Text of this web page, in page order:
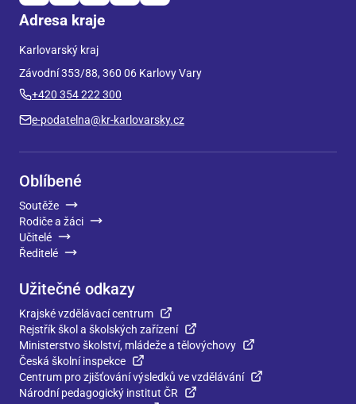
Adresa kraje
Karlovarský kraj
Závodní 353/88, 360 06 Karlovy Vary
+420 354 222 300
e-podatelna@kr-karlovarsky.cz
Oblíbené
Soutěže
Rodiče a žáci
Učitelé
Ředitelé
Užitečné odkazy
Krajské vzdělávací centrum
Rejstřík škol a školských zařízení
Ministerstvo školství, mládeže a tělovýchovy
Česká školní inspekce
Centrum pro zjišťování výsledků ve vzdělávání
Národní pedagogický institut ČR